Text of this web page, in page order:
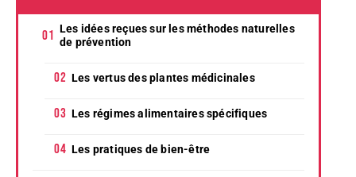
Les idées reçues sur les méthodes naturelles
de prévention
Les vertus des plantes médicinales
Les régimes alimentaires spécifiques
Les pratiques de bien-être